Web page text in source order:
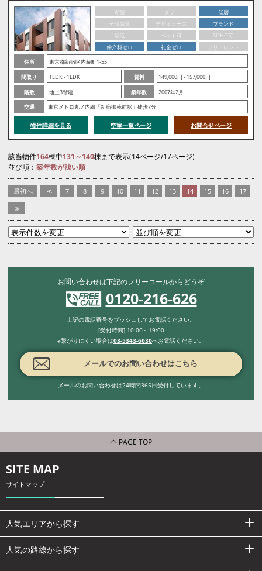
新築 タワー
低層
分譲賃貸
デザイナーズ
ブランド
駅近
ペット可
SOHO可
仲介料ゼロ
礼金ゼロ
フリーレント
住所
東京都新宿区内藤町1-55
間取り
1LDK - 1LDK 賃料
149,000円 - 157,000円
階数
地上3階建 築年数
2007年2月
交通
東京メトロ丸ノ内線「新宿御苑前駅」徒歩7分
物件詳細を見る 空室一覧ページ お問合せページ
該当物件164棟中131～140棟まで表示(14ページ/17ページ)
並び順： 築年数が浅い順
最初へ << 7 8 9 10 11 12 13 14 15 16
17
>>
お問い合わせは下記のフリーコールからどうぞ
0120-216-626
上記の電話番号をプッシュしてお電話ください。
[受付時間] 10:00～19:00
※繋がりにくい場合は03-5343-6030へお電話ください。
メールでのお問い合わせはこちら
メールのお問い合わせは24時間365日受付しています。
PAGE TOP
SITE MAP
サイトマップ
人気エリアから探す
人気の路線から探す